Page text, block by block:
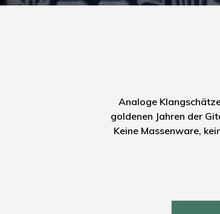
Analoge
goldenen Jahren der
Keine Massenware,